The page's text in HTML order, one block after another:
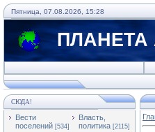
Пятница, 07.08.2026, 15:28
ПЛАНЕТА
СЮДА!
Вести
поселений [534]
Власть,
политика [2115]